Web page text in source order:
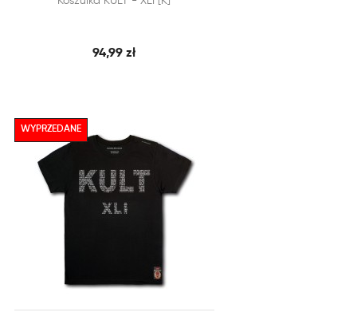
DODAJ DO KOSZYKA SZYBKI PODGLĄD
94,99 zł
WYPRZEDANE